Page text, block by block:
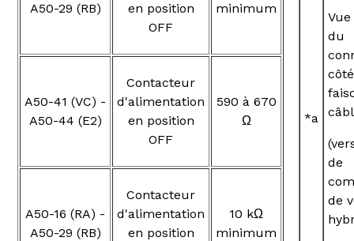
A50-29 (RB)
en position
OFF
minimum
A50-41 (VC) -
A50-44 (E2)
Contacteur
d'alimentation
en position
OFF
590 à 670
Ω
A50-16 (RA) -
A50-29 (RB)
Contacteur
d'alimentation
en position
10 kΩ
minimum
*a
du
côté
de
de